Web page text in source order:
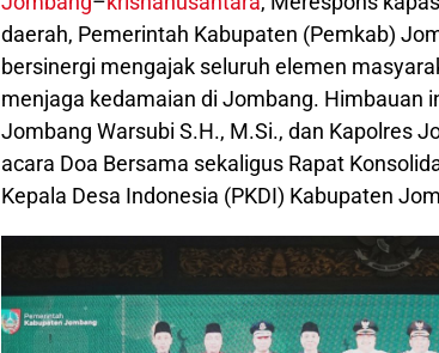
daerah, Pemerintah Kabupaten (Pemkab)
bersinergi mengajak seluruh elemen
menjaga kedamaian di Jombang. Himbauan
Jombang Warsubi S.H., M.Si., dan Kapolres
acara Doa Bersama sekaligus Rapat
Kepala Desa Indonesia (PKDI) Kabupaten